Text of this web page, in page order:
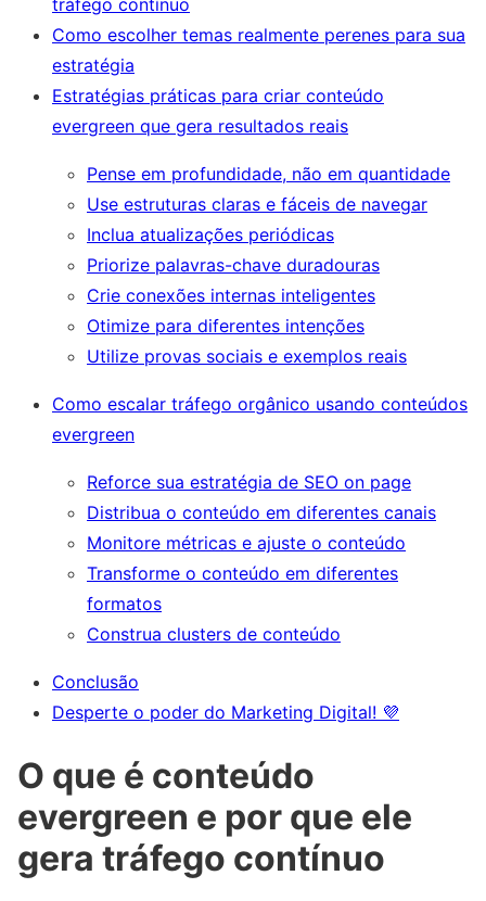
Como escolher temas realmente perenes para sua
estratégia
Estratégias práticas para criar conteúdo
evergreen que gera resultados reais
Pense em profundidade, não em quantidade
Use estruturas claras e fáceis de navegar
Inclua atualizações periódicas
Priorize palavras-chave duradouras
Crie conexões internas inteligentes
Otimize para diferentes intenções
Utilize provas sociais e exemplos reais
Como escalar tráfego orgânico usando conteúdos
evergreen
Reforce sua estratégia de SEO on page
Distribua o conteúdo em diferentes canais
Monitore métricas e ajuste o conteúdo
Transforme o conteúdo em diferentes
formatos
Construa clusters de conteúdo
Conclusão
Desperte o poder do Marketing Digital! 💜
O que é conteúdo
evergreen e por que ele
gera tráfego contínuo